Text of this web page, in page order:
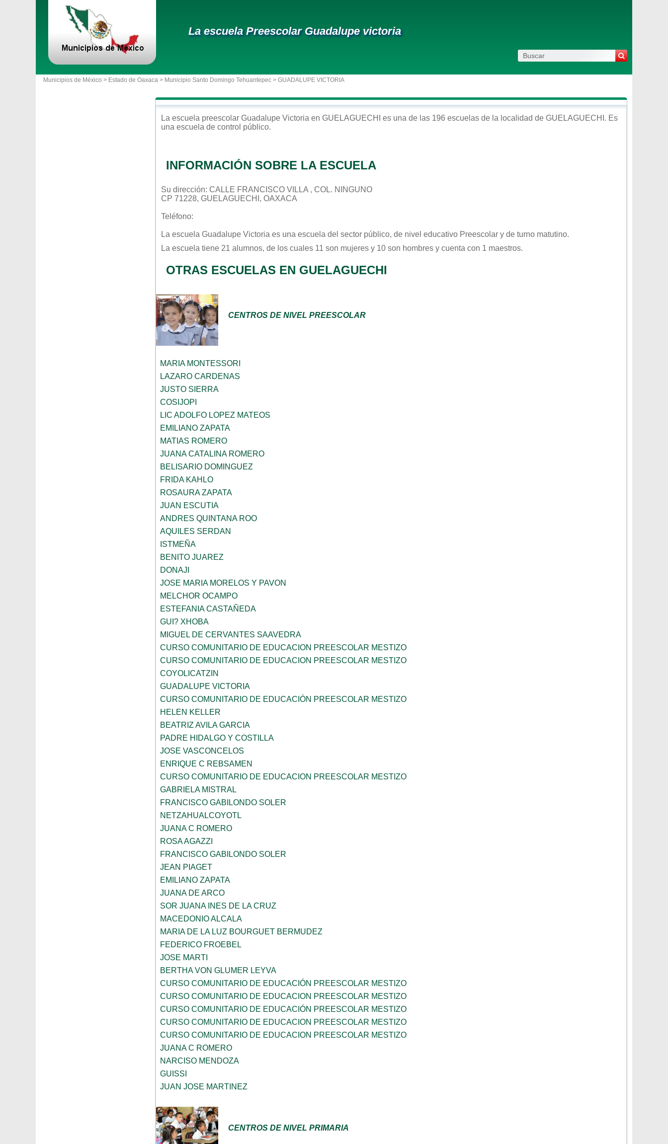
La escuela Preescolar Guadalupe victoria
Municipios de México > Estado de Oaxaca > Municipio Santo Domingo Tehuantepec > GUADALUPE VICTORIA
La escuela preescolar Guadalupe Victoria en GUELAGUECHI es una de las 196 escuelas de la localidad de GUELAGUECHI . Es
una escuela de control público.
INFORMACIÓN SOBRE LA ESCUELA
Su dirección: CALLE FRANCISCO VILLA , COL. NINGUNO
CP 71228, GUELAGUECHI, OAXACA
Teléfono:
La escuela Guadalupe Victoria es una escuela del sector público, de nivel educativo Preescolar y de turno matutino.
La escuela tiene 21 alumnos, de los cuales 11 son mujeres y 10 son hombres y cuenta con 1 maestros.
OTRAS ESCUELAS EN GUELAGUECHI
CENTROS DE NIVEL PREESCOLAR
MARIA MONTESSORI
LAZARO CARDENAS
JUSTO SIERRA
COSIJOPI
LIC ADOLFO LOPEZ MATEOS
EMILIANO ZAPATA
MATIAS ROMERO
JUANA CATALINA ROMERO
BELISARIO DOMINGUEZ
FRIDA KAHLO
ROSAURA ZAPATA
JUAN ESCUTIA
ANDRES QUINTANA ROO
AQUILES SERDAN
ISTMEÑA
BENITO JUAREZ
DONAJI
JOSE MARIA MORELOS Y PAVON
MELCHOR OCAMPO
ESTEFANIA CASTAÑEDA
GUI? XHOBA
MIGUEL DE CERVANTES SAAVEDRA
CURSO COMUNITARIO DE EDUCACION PREESCOLAR MESTIZO
CURSO COMUNITARIO DE EDUCACION PREESCOLAR MESTIZO
COYOLICATZIN
GUADALUPE VICTORIA
CURSO COMUNITARIO DE EDUCACIÓN PREESCOLAR MESTIZO
HELEN KELLER
BEATRIZ AVILA GARCIA
PADRE HIDALGO Y COSTILLA
JOSE VASCONCELOS
ENRIQUE C REBSAMEN
CURSO COMUNITARIO DE EDUCACION PREESCOLAR MESTIZO
GABRIELA MISTRAL
FRANCISCO GABILONDO SOLER
NETZAHUALCOYOTL
JUANA C ROMERO
ROSA AGAZZI
FRANCISCO GABILONDO SOLER
JEAN PIAGET
EMILIANO ZAPATA
JUANA DE ARCO
SOR JUANA INES DE LA CRUZ
MACEDONIO ALCALA
MARIA DE LA LUZ BOURGUET BERMUDEZ
FEDERICO FROEBEL
JOSE MARTI
BERTHA VON GLUMER LEYVA
CURSO COMUNITARIO DE EDUCACIÓN PREESCOLAR MESTIZO
CURSO COMUNITARIO DE EDUCACION PREESCOLAR MESTIZO
CURSO COMUNITARIO DE EDUCACIÓN PREESCOLAR MESTIZO
CURSO COMUNITARIO DE EDUCACION PREESCOLAR MESTIZO
CURSO COMUNITARIO DE EDUCACION PREESCOLAR MESTIZO
JUANA C ROMERO
NARCISO MENDOZA
GUISSI
JUAN JOSE MARTINEZ
CENTROS DE NIVEL PRIMARIA